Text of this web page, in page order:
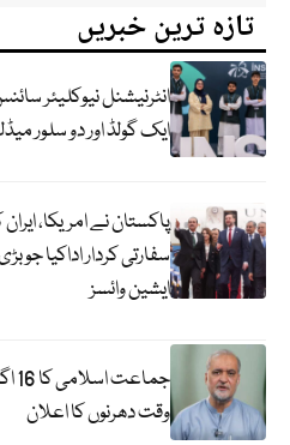
تازہ ترین خبریں
ایک گولڈ اور دو سلور
پاکستان نے امریکا،
سفارتی کردار اداکیا جو
ایشین وائسز
وقت دھرنوں کا اعلان